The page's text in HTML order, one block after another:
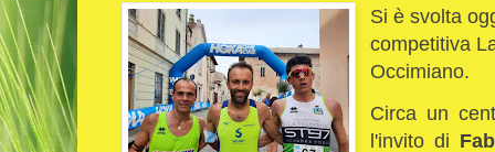
Si è svolta
competitiva
Occimiano.
Circa un
l'invito di